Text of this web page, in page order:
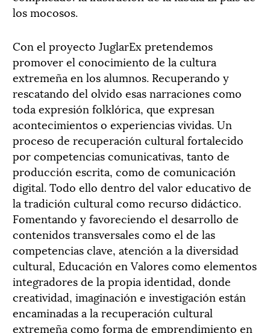
los mocosos.
Con el proyecto JuglarEx pretendemos
promover el conocimiento de la cultura
extremeña en los alumnos. Recuperando y
rescatando del olvido esas narraciones como
toda expresión folklórica, que expresan
acontecimientos o experiencias vividas. Un
proceso de recuperación cultural fortalecido
por competencias comunicativas, tanto de
producción escrita, como de comunicación
digital. Todo ello dentro del valor educativo de
la tradición cultural como recurso didáctico.
Fomentando y favoreciendo el desarrollo de
contenidos transversales como el de las
competencias clave, atención a la diversidad
cultural, Educación en Valores como elementos
integradores de la propia identidad, donde
creatividad, imaginación e investigación están
encaminadas a la recuperación cultural
extremeña como forma de emprendimiento en